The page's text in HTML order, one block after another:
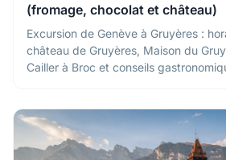
(fromage, chocolat et château)
Excursion de Genève à Gruyères :
château de Gruyères, Maison du
Cailler à Broc et conseils